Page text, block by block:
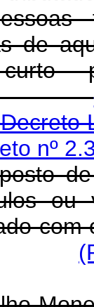
de
nº
ou